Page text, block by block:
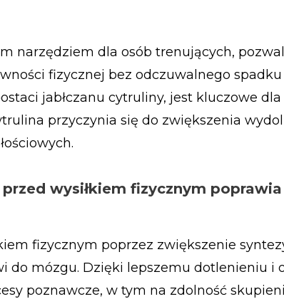
narzędziem dla osób trenujących,
fizycznej bez odczuwalnego spadku
jabłczanu cytruliny, jest kluczowe dla
przyczynia się do zwiększenia
wysiłkiem fizycznym poprawia
fizycznym poprzez zwiększenie
do mózgu. Dzięki lepszemu dotlenieniu i
poznawcze, w tym na zdolność